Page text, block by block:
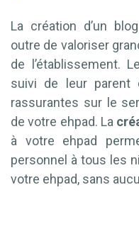
La création d’un
outre de valoriser
de l’établissement.
suivi de leur parent
rassurantes sur le
de votre ehpad. La
à votre ehpad
personnel à tous les
votre ehpad, sans